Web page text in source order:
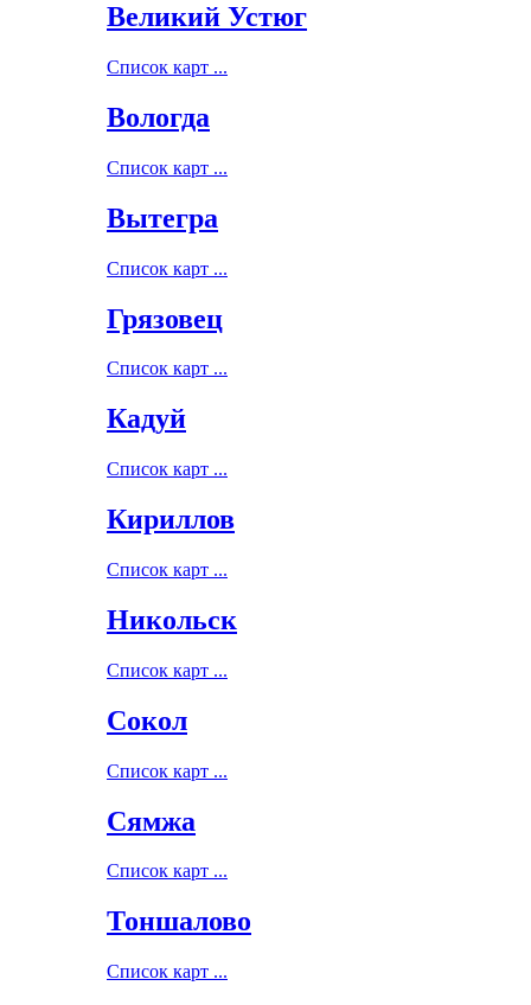
Великий Устюг
Список карт ...
Вологда
Список карт ...
Вытегра
Список карт ...
Грязовец
Список карт ...
Кадуй
Список карт ...
Кириллов
Список карт ...
Никольск
Список карт ...
Сокол
Список карт ...
Сямжа
Список карт ...
Тоншалово
Список карт ...